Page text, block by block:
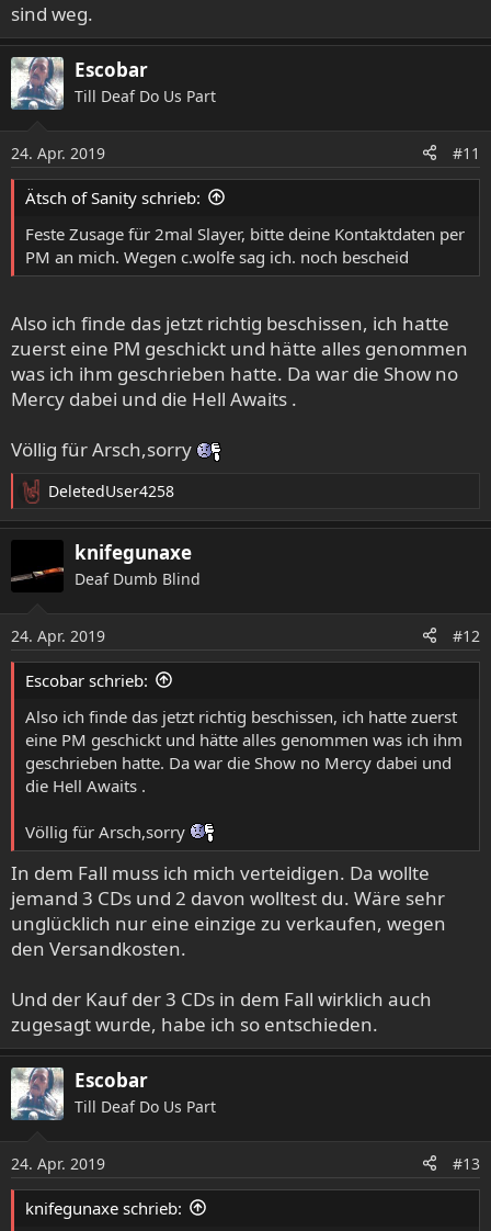
sind weg.
Escobar
Till Deaf Do Us Part
24. Apr. 2019 #11
Ätsch of Sanity schrieb:
Feste Zusage für 2mal Slayer, bitte deine Kontaktdaten per
PM an mich. Wegen c.wolfe sag ich. noch bescheid
Also ich finde das jetzt richtig beschissen, ich hatte
zuerst eine PM geschickt und hätte alles genommen
was ich ihm geschrieben hatte. Da war die Show no
Mercy dabei und die Hell Awaits .
Völlig für Arsch,sorry
R
e
a
t
n
e
n
DeletedUser4258
knifegunaxe
Deaf Dumb Blind
24. Apr. 2019 #12
Escobar schrieb:
Also ich finde das jetzt richtig beschissen, ich hatte zuerst
eine PM geschickt und hätte alles genommen was ich ihm
geschrieben hatte. Da war die Show no Mercy dabei und
die Hell Awaits .
Völlig für Arsch,sorry
In dem Fall muss ich mich verteidigen. Da wollte
jemand 3 CDs und 2 davon wolltest du. Wäre sehr
unglücklich nur eine einzige zu verkaufen, wegen
den Versandkosten.
Und der Kauf der 3 CDs in dem Fall wirklich auch
zugesagt wurde, habe ich so entschieden.
Escobar
Till Deaf Do Us Part
24. Apr. 2019 #13
knifegunaxe schrieb: